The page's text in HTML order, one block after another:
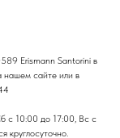
Erismann Santorini в
нашем сайте или в
с 10:00 до 17:00, Вс с
круглосуточно.